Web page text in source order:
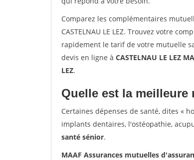
Comparez les complémentaires
CASTELNAU LE LEZ. Trouvez votre
rapidement le tarif de votre mutuelle
devis en ligne à CASTELNAU LE LEZ
LEZ.
Quelle est la
Certaines dépenses de santé, dites «
implants dentaires, l'ostéopathie,
santé sénior.
MAAF Assurances mutuelles